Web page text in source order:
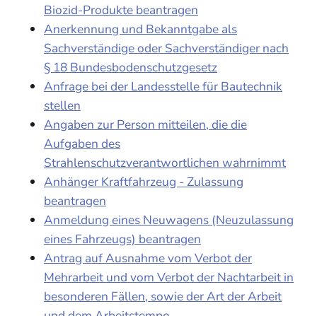
Biozid-Produkte beantragen
Anerkennung und Bekanntgabe als
Sachverständige oder Sachverständiger nach
§ 18 Bundesbodenschutzgesetz
Anfrage bei der Landesstelle für Bautechnik
stellen
Angaben zur Person mitteilen, die die
Aufgaben des
Strahlenschutzverantwortlichen wahrnimmt
Anhänger Kraftfahrzeug - Zulassung
beantragen
Anmeldung eines Neuwagens (Neuzulassung
eines Fahrzeugs) beantragen
Antrag auf Ausnahme vom Verbot der
Mehrarbeit und vom Verbot der Nachtarbeit in
besonderen Fällen, sowie der Art der Arbeit